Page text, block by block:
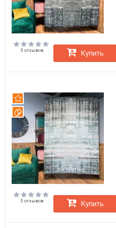
0 отзывов Купить
Рекомендуем
Вотерпруф
0 отзывов Купить